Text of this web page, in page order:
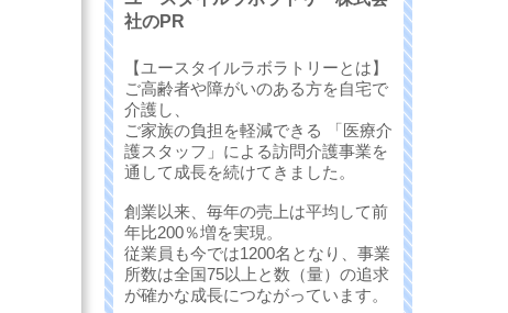
社のPR
【ユースタイルラボラトリーとは】
ご高齢者や障がいのある方を自宅で
介護し、
ご家族の負担を軽減できる 「医療介
護スタッフ」による訪問介護事業を
通して成長を続けてきました。
創業以来、毎年の売上は平均して前
年比200％増を実現。
従業員も今では1200名となり、事業
所数は全国75以上と数（量）の追求
が確かな成長につながっています。